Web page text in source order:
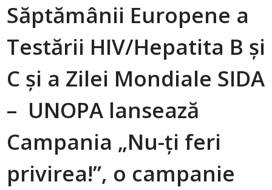
Săptămânii Europene a
Testării HIV/Hepatita B și
C și a Zilei Mondiale SIDA
– UNOPA lansează
Campania „Nu-ți feri
privirea!”, o campanie